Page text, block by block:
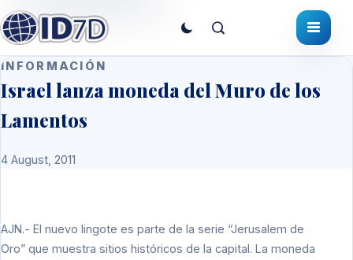
INFORMACIÓN
Israel lanza moneda del Muro de los
Lamentos
4 August, 2011
AJN.- El nuevo lingote es parte de la serie “Jerusalem de
Oro” que muestra sitios históricos de la capital. La moneda